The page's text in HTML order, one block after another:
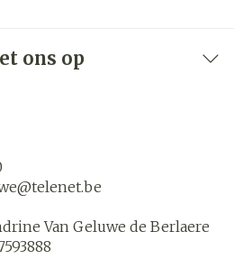
ons op
telenet.be
Van Geluwe de Berlaere